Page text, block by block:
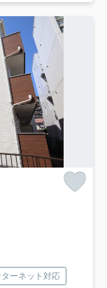
ターネット対応